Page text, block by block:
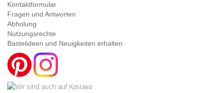
Kontaktformular
Fragen und Antworten
Abholung
Nutzungsrechte
Bastelideen und Neuigkeiten erhalten